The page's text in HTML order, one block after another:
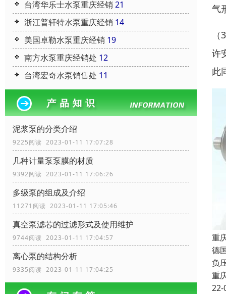
台湾华乐士水泵重庆经销 21
浙江普轩特水泵重庆经销 14
美国卓勒水泵重庆经销 19
南方水泵重庆经销处 12
台湾宏奇水泵销售处 11
泥浆泵的分类介绍
9225阅读 2023-01-11 17:07:28
几种计量泵泵膜的材质
9392阅读 2023-01-11 17:06:26
多级泵的组成及介绍
11271阅读 2023-01-11 17:05:46
真空泵滤芯的过滤形式及使用维护
9744阅读 2023-01-11 17:04:57
离心泵的结构分析
9335阅读 2023-01-11 17:04:25
气
许
此
重
德
负
重
22-